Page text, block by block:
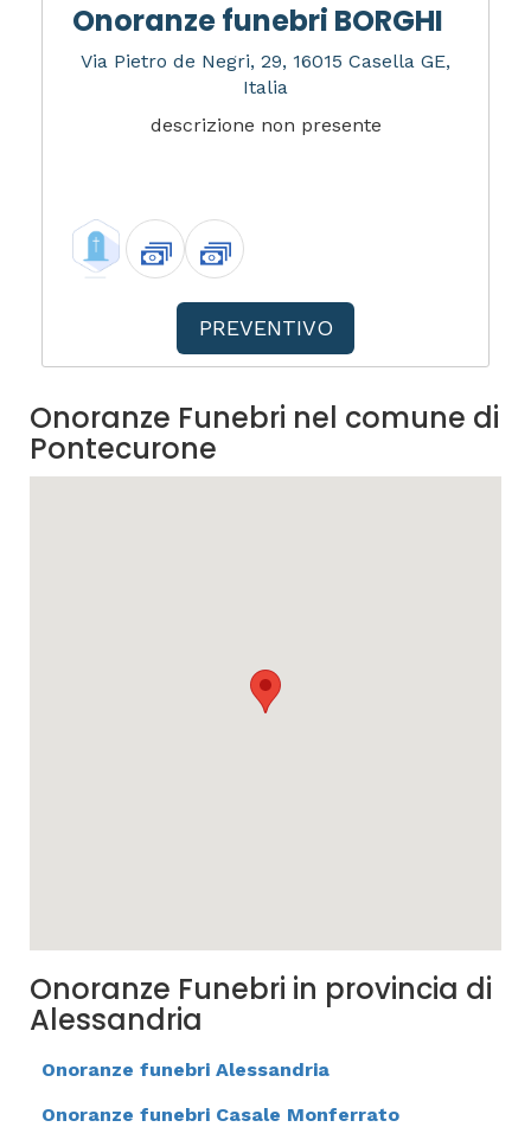
Onoranze funebri BORGHI
Via Pietro de Negri, 29, 16015 Casella GE,
Italia
descrizione non presente
PREVENTIVO
Onoranze Funebri nel comune di
Pontecurone
Onoranze Funebri in provincia di
Alessandria
Onoranze funebri Alessandria
Onoranze funebri Casale Monferrato